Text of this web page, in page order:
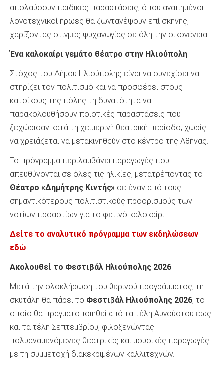
απολαύσουν παιδικές παραστάσεις, όπου αγαπημένοι
λογοτεχνικοί ήρωες θα ζωντανέψουν επί σκηνής,
χαρίζοντας στιγμές ψυχαγωγίας σε όλη την οικογένεια.
Ένα καλοκαίρι γεμάτο θέατρο στην Ηλιούπολη
Στόχος του Δήμου Ηλιούπολης είναι να συνεχίσει να
στηρίζει τον πολιτισμό και να προσφέρει στους
κατοίκους της πόλης τη δυνατότητα να
παρακολουθήσουν ποιοτικές παραστάσεις που
ξεχώρισαν κατά τη χειμερινή θεατρική περίοδο, χωρίς
να χρειάζεται να μετακινηθούν στο κέντρο της Αθήνας.
Το πρόγραμμα περιλαμβάνει παραγωγές που
απευθύνονται σε όλες τις ηλικίες, μετατρέποντας το
Θέατρο «Δημήτρης Κιντής» σε έναν από τους
σημαντικότερους πολιτιστικούς προορισμούς των
νοτίων προαστίων για το φετινό καλοκαίρι.
Δείτε το αναλυτικό πρόγραμμα των εκδηλώσεων
εδώ
Ακολουθεί το Φεστιβάλ Ηλιούπολης 2026
Μετά την ολοκλήρωση του θερινού προγράμματος, τη
σκυτάλη θα πάρει το Φεστιβάλ Ηλιούπολης 2026, το
οποίο θα πραγματοποιηθεί από τα τέλη Αυγούστου έως
και τα τέλη Σεπτεμβρίου, φιλοξενώντας
πολυαναμενόμενες θεατρικές και μουσικές παραγωγές
με τη συμμετοχή διακεκριμένων καλλιτεχνών.